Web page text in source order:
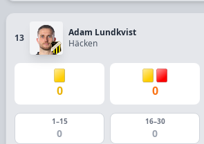
13
Adam Lundkvist
Häcken
0 0
1–15
0
16–30
0